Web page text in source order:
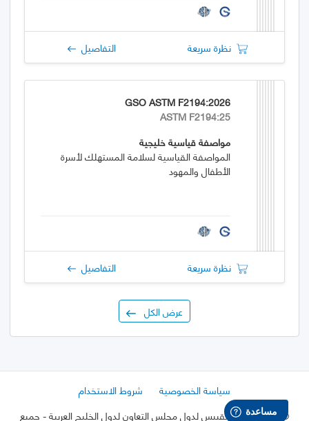
نظرة سريعة التفاصيل
GSO ASTM F2194:2026
ASTM F2194:25
مواصفة قياسية خليجية
المواصفة القياسية لسلامة المستهلك لأسرة
الأطفال والمهود
نظرة سريعة التفاصيل
عرض الكل
سياسة الخصوصية
شروط الاستخدام
© 2026 هيئة التقييس لدول مجلس التعاون لدول الخليج العربية - جميع